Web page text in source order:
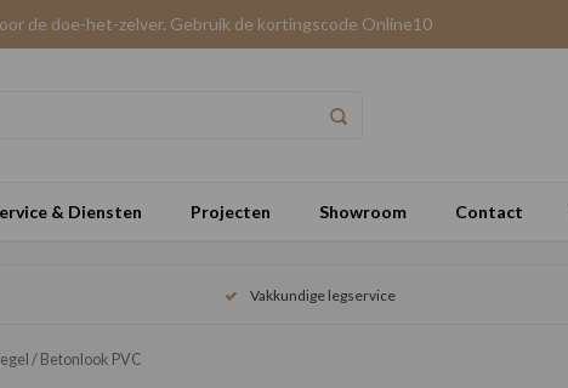
de doe-het-zelver. Gebruik de kortingscode Online10
& Diensten Projecten Showroom Contact
Vakkundige legservice
/ Betonlook PVC